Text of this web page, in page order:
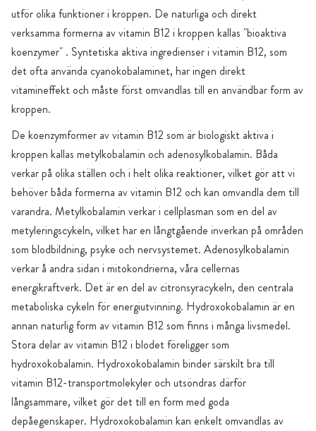
utför olika funktioner i kroppen. De naturliga och direkt
verksamma formerna av vitamin B12 i kroppen kallas "bioaktiva
koenzymer" . Syntetiska aktiva ingredienser i vitamin B12, som
det ofta använda cyanokobalaminet, har ingen direkt
vitamineffekt och måste först omvandlas till en användbar form av
kroppen.
De koenzymformer av vitamin B12 som är biologiskt aktiva i
kroppen kallas metylkobalamin och adenosylkobalamin. Båda
verkar på olika ställen och i helt olika reaktioner, vilket gör att vi
behöver båda formerna av vitamin B12 och kan omvandla dem till
varandra. Metylkobalamin verkar i cellplasman som en del av
metyleringscykeln, vilket har en långtgående inverkan på områden
som blodbildning, psyke och nervsystemet. Adenosylkobalamin
verkar å andra sidan i mitokondrierna, våra cellernas
energikraftverk. Det är en del av citronsyracykeln, den centrala
metaboliska cykeln för energiutvinning. Hydroxokobalamin är en
annan naturlig form av vitamin B12 som finns i många livsmedel.
Stora delar av vitamin B12 i blodet föreligger som
hydroxokobalamin. Hydroxokobalamin binder särskilt bra till
vitamin B12-transportmolekyler och utsöndras därför
långsammare, vilket gör det till en form med goda
depåegenskaper. Hydroxokobalamin kan enkelt omvandlas av